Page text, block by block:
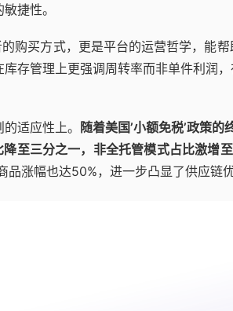
捷性。
购买方式，更是平台的运营哲学，能
存管理上更强调周转率而非单件利润
适应性上。
随着美国’小额免税’政策
至三分之一，非全托管模式占比激增
涨幅也达50%，进一步凸显了供应链